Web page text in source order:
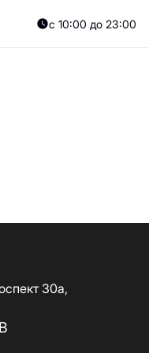
с 10:00 до 23:00
30а,